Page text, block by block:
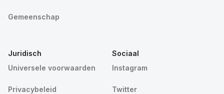
Gemeenschap
Juridisch
Universele voorwaarden
Privacybeleid
Sociaal
Instagram
Twitter